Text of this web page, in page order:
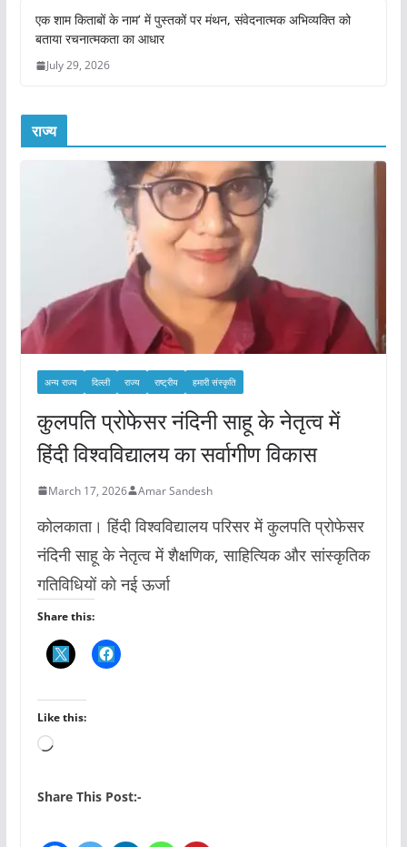
एक शाम किताबों के नाम’ में पुस्तकों पर मंथन, संवेदनात्मक अभिव्यक्ति को
बताया रचनात्मकता का आधार
July 29, 2026
राज्य
अन्य राज्य दिल्ली राज्य राष्ट्रीय हमारी संस्कृति
कुलपति प्रोफेसर नंदिनी साहू के नेतृत्व में
हिंदी विश्वविद्यालय का सर्वागीण विकास
March 17, 2026 Amar Sandesh
कोलकाता। हिंदी विश्वविद्यालय परिसर में कुलपति प्रोफेसर
नंदिनी साहू के नेतृत्व में शैक्षणिक, साहित्यिक और सांस्कृतिक
गतिविधियों को नई ऊर्जा
Share this:
Like this:
L
a
Share This Post:-